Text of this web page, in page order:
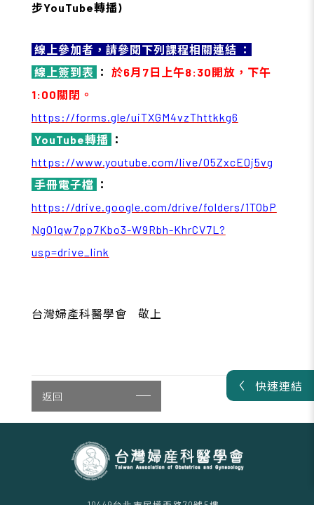
快速連結
步YouTube轉播)
線上參加者，請參閱下列課程相關連結 ：
線上簽到表
：
於6月7日上午8:30開放，下午
1:00關閉。
https://forms.gle/uiTXGM4vzThttkkg6
YouTube轉播 ：
https://www.youtube.com/live/O5ZxcE0j5vg
手冊電子檔 ：
https://drive.google.com/drive/folders/1TObP
NgO1qw7pp7Kbo3-W9Rbh-KhrCV7L?
usp=drive_link
台灣婦產科醫學會 敬上
返回